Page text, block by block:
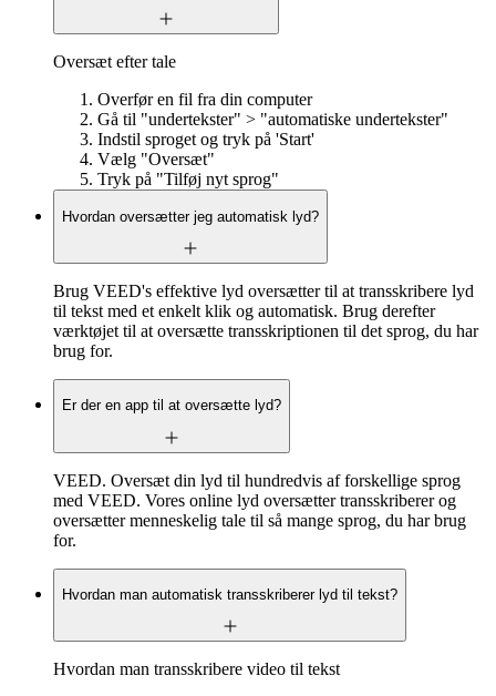
Oversæt efter tale
Overfør en fil fra din computer
Gå til "undertekster" > "automatiske undertekster"
Indstil sproget og tryk på 'Start'
Vælg "Oversæt"
Tryk på "Tilføj nyt sprog"
Hvordan oversætter jeg automatisk lyd?
Brug VEED's effektive lyd oversætter til at transskribere lyd
til tekst med et enkelt klik og automatisk. Brug derefter
værktøjet til at oversætte transskriptionen til det sprog, du har
brug for.
Er der en app til at oversætte lyd?
VEED. Oversæt din lyd til hundredvis af forskellige sprog
med VEED. Vores online lyd oversætter transskriberer og
oversætter menneskelig tale til så mange sprog, du har brug
for.
Hvordan man automatisk transskriberer lyd til tekst?
Hvordan man transskribere video til tekst